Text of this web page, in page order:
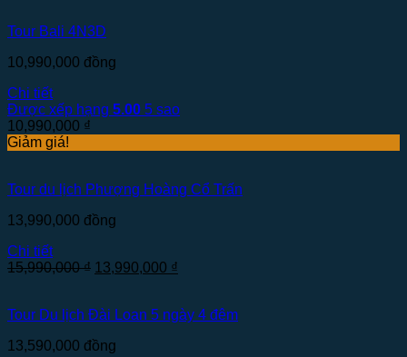
Tour Bali 4N3D
10,990,000 đồng
Chi tiết
Được xếp hạng 5.00 5 sao
10,990,000 ₫
Giảm giá!
Tour du lịch Phượng Hoàng Cổ Trấn
13,990,000 đồng
Chi tiết
15,990,000₫ 13,990,000 ₫
Tour Du lịch Đài Loan 5 ngày 4 đêm
13,590,000 đồng